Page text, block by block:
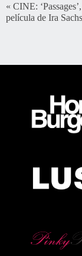
« CINE:
película de Ira Sachs